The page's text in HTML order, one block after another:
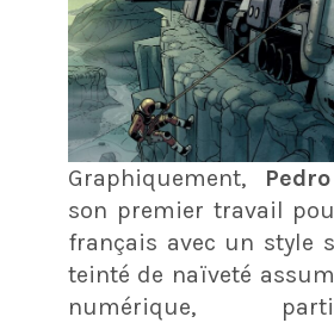
Graphiquement,
son premier travail
français avec un style
teinté de naïveté
numérique,